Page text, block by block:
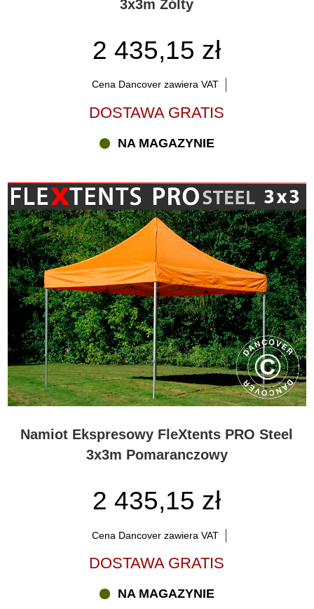
3x3m Zólty
2 435,15 zł
Cena Dancover zawiera VAT
DOSTAWA GRATIS
NA MAGAZYNIE
Namiot Ekspresowy FleXtents PRO Steel
3x3m Pomaranczowy
2 435,15 zł
Cena Dancover zawiera VAT
DOSTAWA GRATIS
NA MAGAZYNIE